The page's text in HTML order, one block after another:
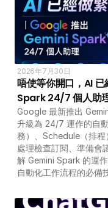
2026年7月30日
唔使等你開口，AI
Spark 24/7 個人助
Google 最新推出
升級為 24/7 運作的自
務）、Schedule（排程
處理檢查訂閱、準備會
解 Gemini Spark 的運
自動化工作流程的必備